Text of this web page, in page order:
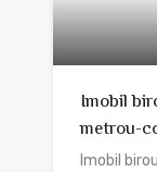
Imobil
metrou-
Imobil